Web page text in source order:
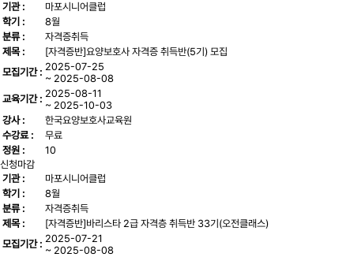
기관 :
마포시니어클럽
학기 :
8월
분류 :
자격증취득
제목 :
[자격증반]요양보호사 자격증 취득반(5기) 모집
모집기간 : 2025-07-25
~ 2025-08-08
교육기간 : 2025-08-11
~ 2025-10-03
강사 :
한국요양보호사교육원
수강료 :
무료
정원 :
10
신청마감
기관 :
마포시니어클럽
학기 :
8월
분류 :
자격증취득
제목 :
[자격증반]바리스타 2급 자격층 취득반 33기(오전클래스)
모집기간 : 2025-07-21
~ 2025-08-08